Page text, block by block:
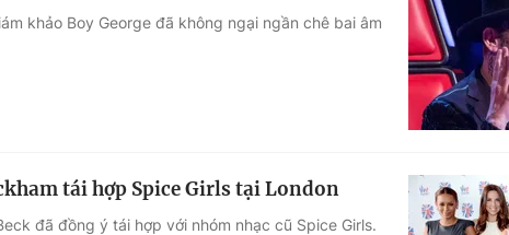
khảo Boy George đã không ngại ngần chê bai âm
tái hợp Spice Girls tại London
đã đồng ý tái hợp với nhóm nhạc cũ Spice Girls.